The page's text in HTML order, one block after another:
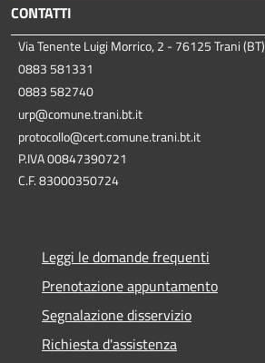
CONTATTI
Via Tenente Luigi Morrico, 2 - 76125 Trani (BT)
0883 581331
0883 582740
urp@comune.trani.bt.it
protocollo@cert.comune.trani.bt.it
P.IVA 00847390721
C.F. 83000350724
Leggi le domande frequenti
Prenotazione appuntamento
Segnalazione disservizio
Richiesta d'assistenza